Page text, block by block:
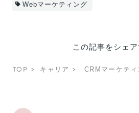
Webマーケティング
この記事をシェア
TOP キャリア CRMマーケテ